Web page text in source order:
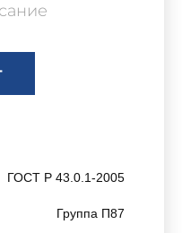
ГОСТ Р 43.0.1-2005
Группа П87